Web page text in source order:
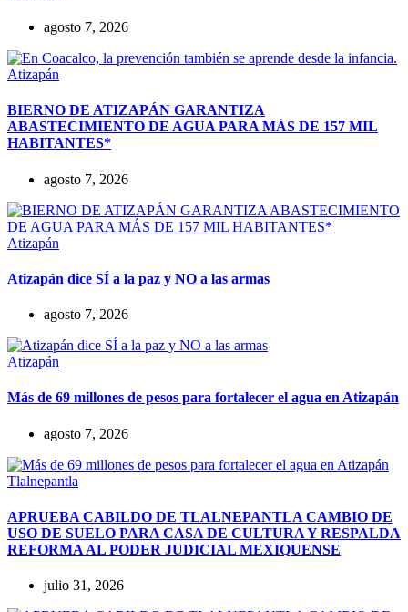
agosto 7, 2026
Atizapán
BIERNO DE ATIZAPÁN GARANTIZA
ABASTECIMIENTO DE AGUA PARA MÁS DE 157 MIL
HABITANTES*
agosto 7, 2026
Atizapán
Atizapán dice SÍ a la paz y NO a las armas
agosto 7, 2026
Atizapán
Más de 69 millones de pesos para fortalecer el agua en Atizapán
agosto 7, 2026
Tlalnepantla
APRUEBA CABILDO DE TLALNEPANTLA CAMBIO DE
USO DE SUELO PARA CASA DE CULTURA Y RESPALDA
REFORMA AL PODER JUDICIAL MEXIQUENSE
julio 31, 2026